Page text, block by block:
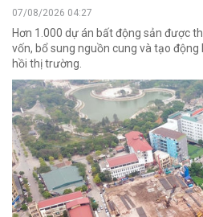
07/08/2026 04:27
Hơn 1.000 dự án bất động sản được
vốn, bổ sung nguồn cung và tạo
hồi thị trường.